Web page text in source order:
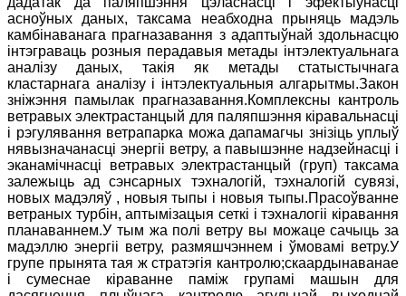
асноўных даных, таксама неабходна прыняць мадэль
камбінаванага прагназавання з адаптыўнай здольнасцю
інтэграваць розныя перадавыя метады інтэлектуальнага
аналізу даных, такія як метады статыстычнага
кластарнага аналізу і інтэлектуальныя алгарытмы.Закон
зніжэння памылак прагназавання.Комплексны кантроль
ветравых электрастанцый для паляпшэння кіравальнасці
і рэгулявання ветрапарка можа дапамагчы знізіць уплыў
нявызначанасці энергіі ветру, а павышэнне надзейнасці і
эканамічнасці ветравых электрастанцый (груп) таксама
залежыць ад сэнсарных тэхналогій, тэхналогій сувязі,
новых мадэляў , новыя тыпы і новыя тыпы.Прасоўванне
ветраных турбін, аптымізацыя сеткі і тэхналогіі кіравання
планаваннем.У тым жа полі ветру вы можаце сачыць за
мадэллю энергіі ветру, размяшчэннем і ўмовамі ветру.У
групе прынята тая ж стратэгія кантролю;скаардынаванае
і сумеснае кіраванне паміж групамі машын для